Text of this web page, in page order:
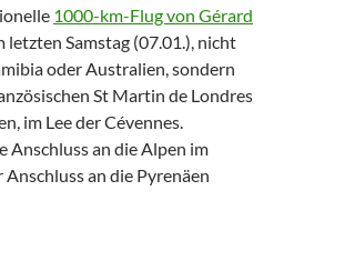
1000-km-Flug von Gérard
letzten Samstag (07.01.), nicht
oder Australien, sondern
St Martin de Londres
im Lee der Cévennes.
Anschluss an die Alpen im
an die Pyrenäen